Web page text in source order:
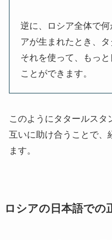
逆に、ロシア全体で
アが生まれたとき、
それを使って、もっ
ことができます。
このようにタタールスタ
互いに助け合うことで、
ます。
ロシアの日本語での